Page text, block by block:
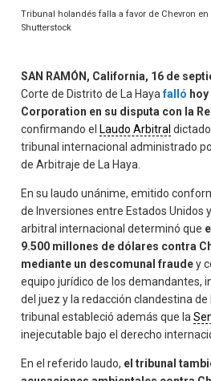
Tribunal holandés falla a favor de Chevron en
Shutterstock
SAN RAMÓN, California, 16 de
Corte de Distrito de La Hayafalló
Corporation en su disputa con la
confirmando elLaudo Arbitral
tribunal internacional administrado
de Arbitraje de La Haya.
En su laudo unánime, emitido
de Inversiones entre Estados Unidos
arbitral internacional determinó que
9.500 millones de dólares contra
mediante un descomunal fraudey
equipo jurídico de los demandantes,
del juez y la redacción clandestina de
tribunal estableció además que la
inejecutable bajo el derecho
En el referido laudo, el tribunal